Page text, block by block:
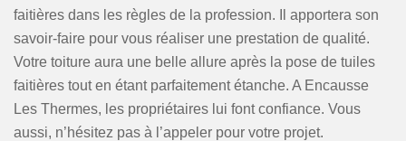
faitières dans les règles de la profession. Il apportera son
savoir-faire pour vous réaliser une prestation de qualité.
Votre toiture aura une belle allure après la pose de tuiles
faitières tout en étant parfaitement étanche. A Encausse
Les Thermes, les propriétaires lui font confiance. Vous
aussi, n’hésitez pas à l’appeler pour votre projet.